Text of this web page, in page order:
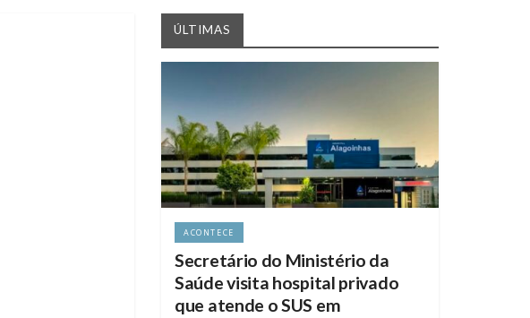
ÚLTIMAS
ACONTECE
Secretário do Ministério da
Saúde visita hospital privado
que atende o SUS em